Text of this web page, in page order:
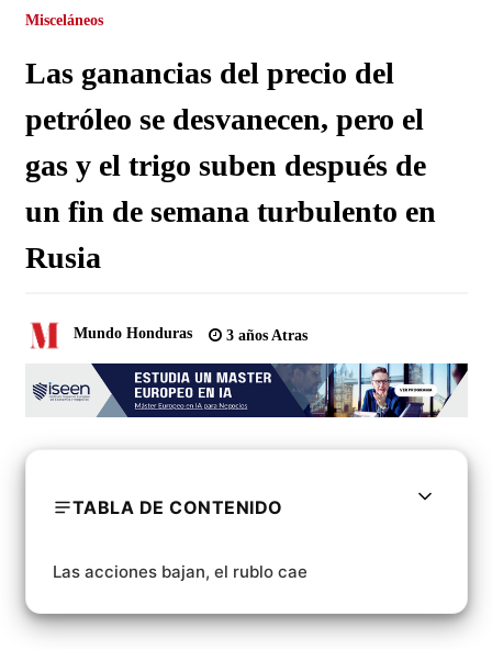
Misceláneos
Las ganancias del precio del
petróleo se desvanecen, pero el
gas y el trigo suben después de
un fin de semana turbulento en
Rusia
Mundo Honduras 3 años Atras
TABLA DE CONTENIDO
Las acciones bajan, el rublo cae